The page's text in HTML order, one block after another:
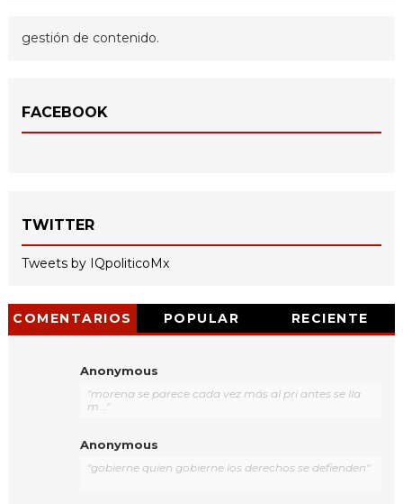
gestión de contenido.
FACEBOOK
TWITTER
Tweets by IQpoliticoMx
COMENTARIOS POPULAR RECIENTE
Anonymous
"morena se parece cada vez más al pri antes se lla
m..."
Anonymous
"gobierne quien gobierne los derechos se defienden"